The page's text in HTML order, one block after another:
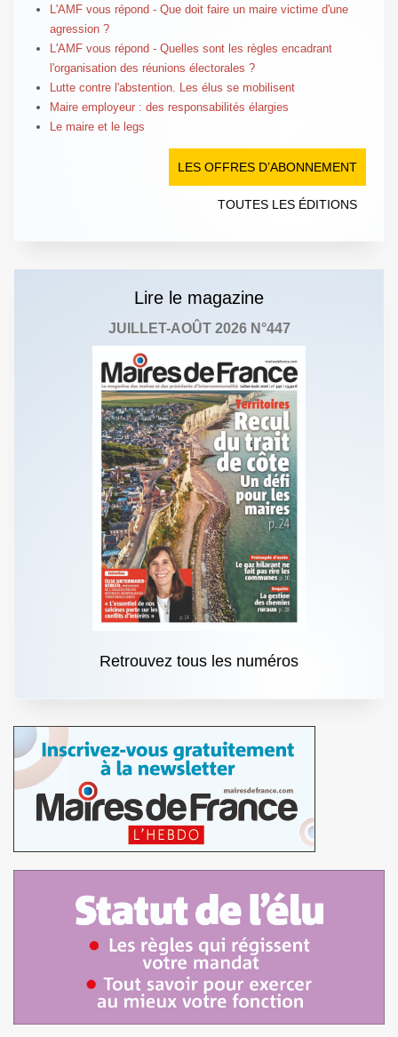
L'AMF vous répond - Que doit faire un maire victime d'une
agression ?
L'AMF vous répond - Quelles sont les règles encadrant
l'organisation des réunions électorales ?
Lutte contre l'abstention. Les élus se mobilisent
Maire employeur : des responsabilités élargies
Le maire et le legs
LES OFFRES D’ABONNEMENT
TOUTES LES ÉDITIONS
Lire le magazine
JUILLET-AOÛT 2026 N°447
Retrouvez tous les numéros